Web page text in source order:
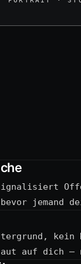
jemand
kein
auf dich —